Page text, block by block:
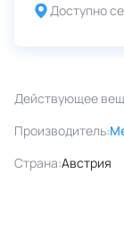
Доступно
Действующее
Производитель:
Страна:Австрия